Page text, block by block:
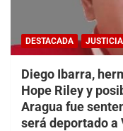
DESTACADA JUSTICIA
Diego Ibarra,
Hope Riley y
Aragua fue
será deportado a